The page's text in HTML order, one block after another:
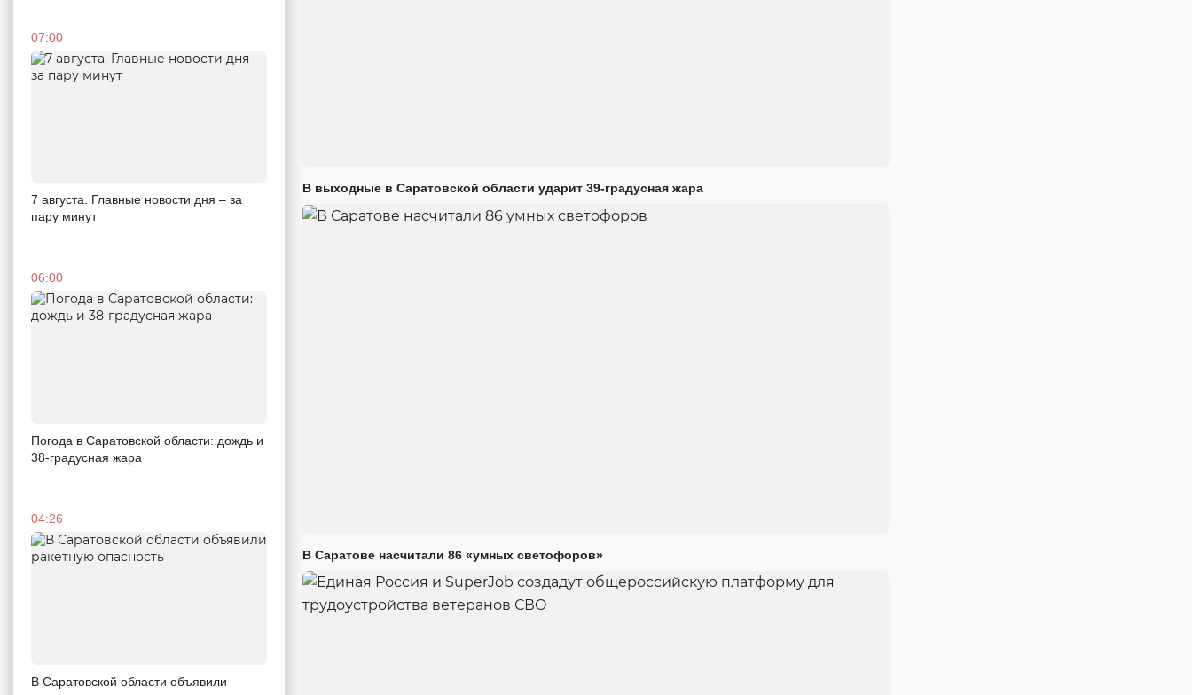
07:00
7 августа. Главные новости дня – за
пару минут
06:00
Погода в Саратовской области: дождь и
38-градусная жара
04:26
В Саратовской области объявили
В выходные в Саратовской области ударит 39-градусная жара
В Саратове насчитали 86 «умных светофоров»